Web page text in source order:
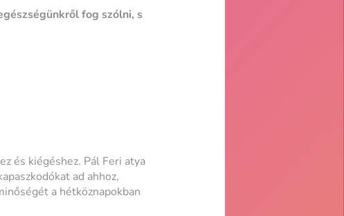
fog szólni, s
és kiégéshez. Pál Feri atya
ad ahhoz,
a hétköznapokban